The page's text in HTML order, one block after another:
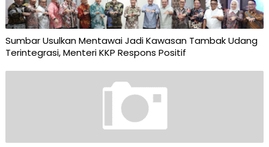
Sumbar Usulkan Mentawai Jadi Kawasan Tambak Udang
Terintegrasi, Menteri KKP Respons Positif